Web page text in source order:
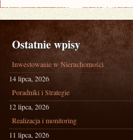
Ostatnie wpisy
Inwestowanie w Nieruchomości
14 lipca, 2026
Poradniki i Strategie
12 lipca, 2026
Realizacja i monitoring
11 lipca, 2026